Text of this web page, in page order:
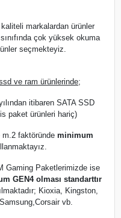
markalardan ürünler
çok yüksek okuma
seçmekteyiz.
ve ram ürünlerinde;
itibaren SATA SSD
paket ürünleri hariç)
m.2 faktöründe minimum
Gaming Paketlerimizde ise
GEN4 olması standarttır
Kioxia, Kingston,
vb.